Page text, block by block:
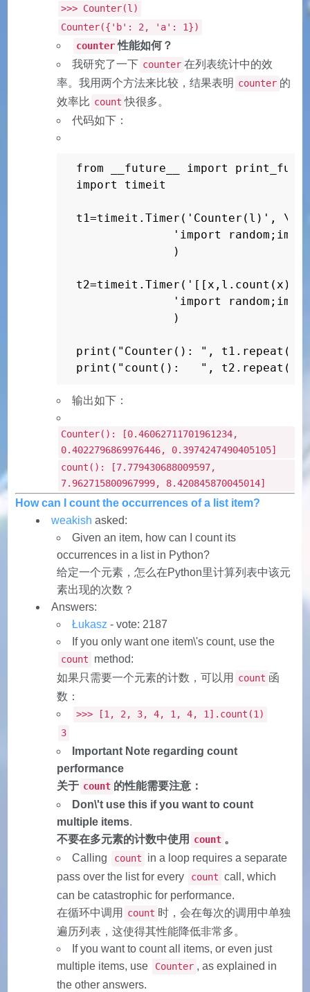
>>> Counter(l)
Counter({'b': 2, 'a': 1})
counter 性能如何？
我研究了一下 counter 在列表统计中的效
率。我用两个方法来比较，结果表明 counter 的
效率比 count 快很多。
代码如下：
from __future__ import
import timeit
t1=timeit.Timer('Counter(l)', \
'import
              )
'import
              )
print("Counter(): ",
print("count():   ",
输出如下：
Counter(): [0.46062711701961234,
0.4022796869976446, 0.3974247490405105]
count(): [7.779430688009597,
7.962715800967999, 8.420845870045014]
How can I count the occurrences of a list item?
weakish asked:
Given an item, how can I count its
occurrences in a list in Python?
给定一个元素，怎么在Python里计算列表中该元
素出现的次数？
Answers:
Łukasz - vote: 2187
If you only want one item\'s count, use the
count
method:
如果只需要一个元素的计数，可以用
count 函
数：
>>> [1, 2, 3, 4, 1, 4, 1].count(1)
3
Important Note regarding count
performance
关于 count 的性能需要注意：
Don\'t use this if you want to count
multiple items.
不要在多元素的计数中使用
count 。
Calling
count
in a loop requires a separate
pass over the list for every
count call, which
can be catastrophic for performance.
在循环中调用
count 时，会在每次的调用中单独
遍历列表，这使得其性能降低非常多。
If you want to count all items, or even just
multiple items, use
Counter , as explained in
the other answers.